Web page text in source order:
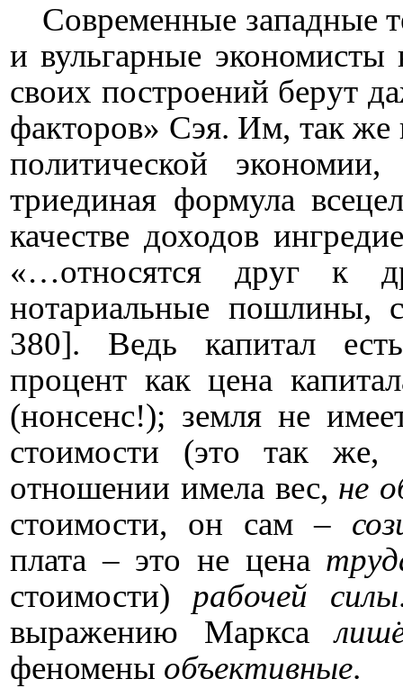
Современные западные
и вульгарные
своих построений берут
факторов» Сэя. Им, так же
политической
триединая формула
качестве доходов
«…относятся друг к
нотариальные пошлины,
380]. Ведь капитал
процент как цена
(нонсенс!); земля не
стоимости (это так
отношении имела вес, не
стоимости, он сам –
плата – это не цена
стоимости) рабочей силы
выражению Маркса
феномены объективные.